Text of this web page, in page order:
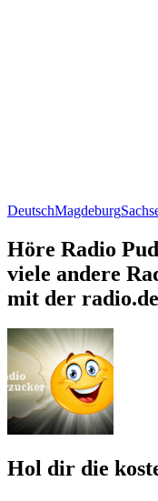
DeutschMagdeburg
Höre Radio
viele andere
mit der
Hol dir die